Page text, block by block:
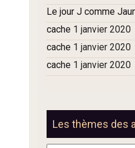
Le jour J comme
cache 1 janvier 2020
cache 1 janvier 2020
cache 1 janvier 2020
Les thèmes des